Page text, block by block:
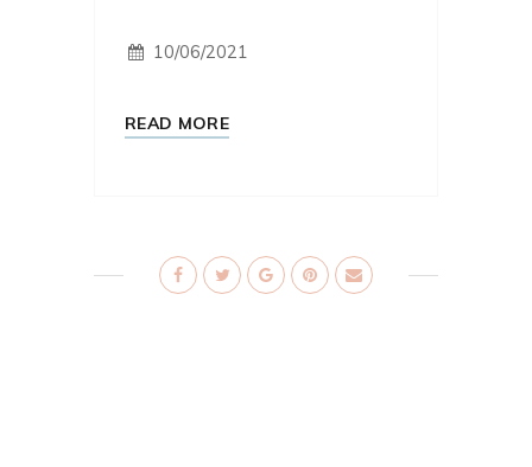
10/06/2021
READ MORE